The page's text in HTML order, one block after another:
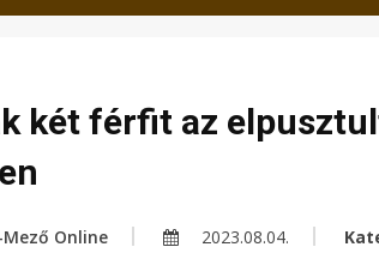
két férfit az
Online 2023.08.04.